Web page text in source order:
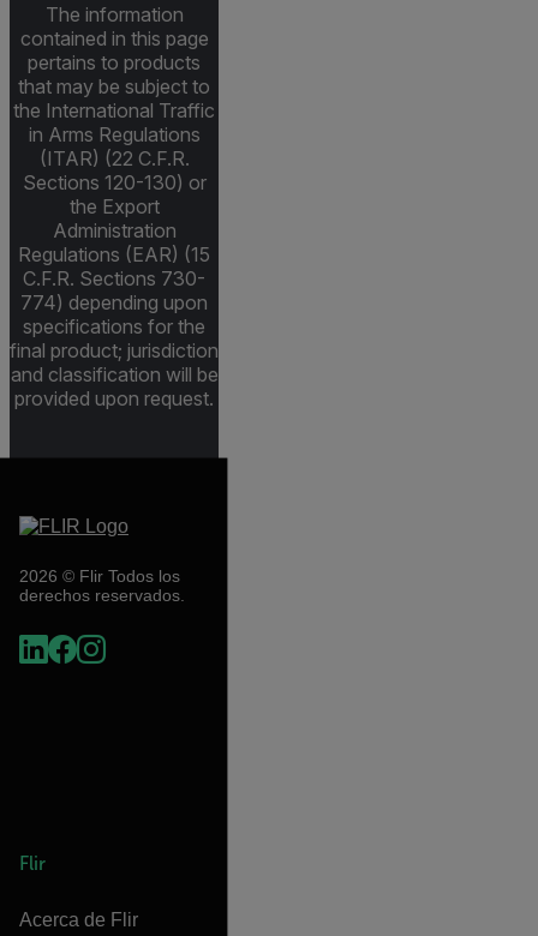
The information
contained in this page
pertains to products
that may be subject to
the International Traffic
in Arms Regulations
(ITAR) (22 C.F.R.
Sections 120-130) or
the Export
Administration
Regulations (EAR) (15
C.F.R. Sections 730-
774) depending upon
specifications for the
final product; jurisdiction
and classification will be
provided upon request.
2026 © Flir Todos los
derechos reservados.
Flir
Acerca de Flir